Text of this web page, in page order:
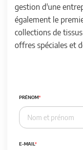
gestion d'une
également le
collections de
offres spéciales et
PRÉNOM
E-MAIL